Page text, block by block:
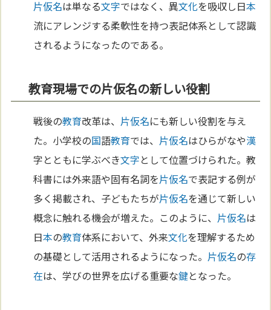
片仮名は単なる文字ではなく、異文化を吸収し日本
流にアレンジする柔軟性を持つ表記体系として認識
されるようになったのである。
教育現場での片仮名の新しい役割
戦後の教育改革は、 片仮名にも新しい役割を与え
た。小学校の国語教育では、 片仮名はひらがなや漢
字とともに学ぶべき文字として位置づけられた。教
科書には外来語や固有名詞を片仮名で表記する例が
多く掲載され、子どもたちが片仮名を通じて新しい
概念に触れる機会が増えた。このように、 片仮名は
日本の教育体系において、外来文化を理解するため
の基礎として活用されるようになった。 片仮名の存
在は、学びの世界を広げる重要な鍵となった。